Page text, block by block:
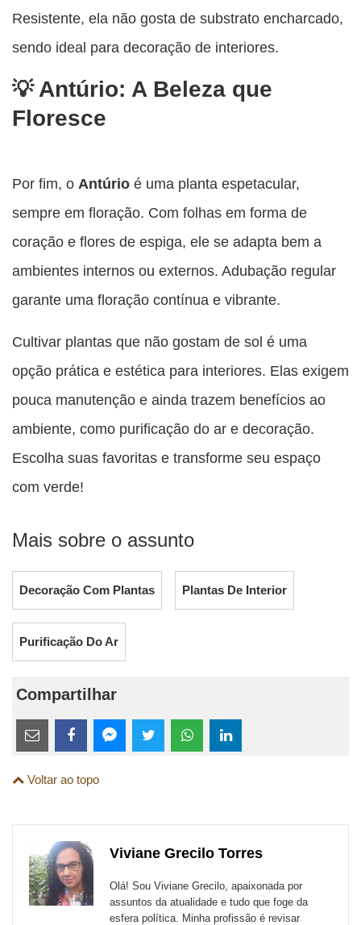
Resistente, ela não gosta de substrato encharcado,
sendo ideal para decoração de interiores.
Antúrio: A Beleza que
Floresce
Por fim, o Antúrio é uma planta espetacular,
sempre em floração. Com folhas em forma de
coração e flores de espiga, ele se adapta bem a
ambientes internos ou externos. Adubação regular
garante uma floração contínua e vibrante.
Cultivar plantas que não gostam de sol é uma
opção prática e estética para interiores. Elas exigem
pouca manutenção e ainda trazem benefícios ao
ambiente, como purificação do ar e decoração.
Escolha suas favoritas e transforme seu espaço
com verde!
Mais sobre o assunto
Decoração Com Plantas Plantas De Interior
Purificação Do Ar
Compartilhar
Estes
links
são
sites
externos
esta
Email
esta
FacebookMessenger
TwitterWhatsApp
LinkedIn
Voltar ao topo
Viviane Grecilo Torres
Olá! Sou Viviane Grecilo, apaixonada por
assuntos da atualidade e tudo que foge da
esfera política. Minha profissão é revisar